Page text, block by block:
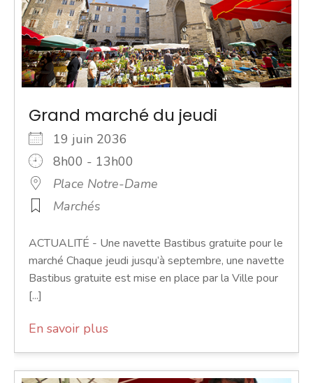
Grand marché du jeudi
19 juin 2036
8h00 - 13h00
Place Notre-Dame
Marchés
ACTUALITÉ - Une navette Bastibus gratuite pour le
marché Chaque jeudi jusqu’à septembre, une navette
Bastibus gratuite est mise en place par la Ville pour
[...]
En savoir plus